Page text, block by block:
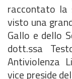
raccontato la
visto una
Gallo e dello
dott.ssa
Antiviolenza
vice preside